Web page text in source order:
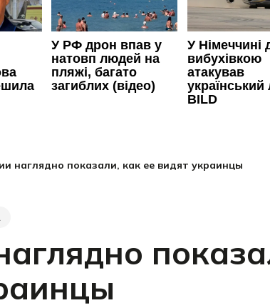
наглядно показали, как ее видят украинцы